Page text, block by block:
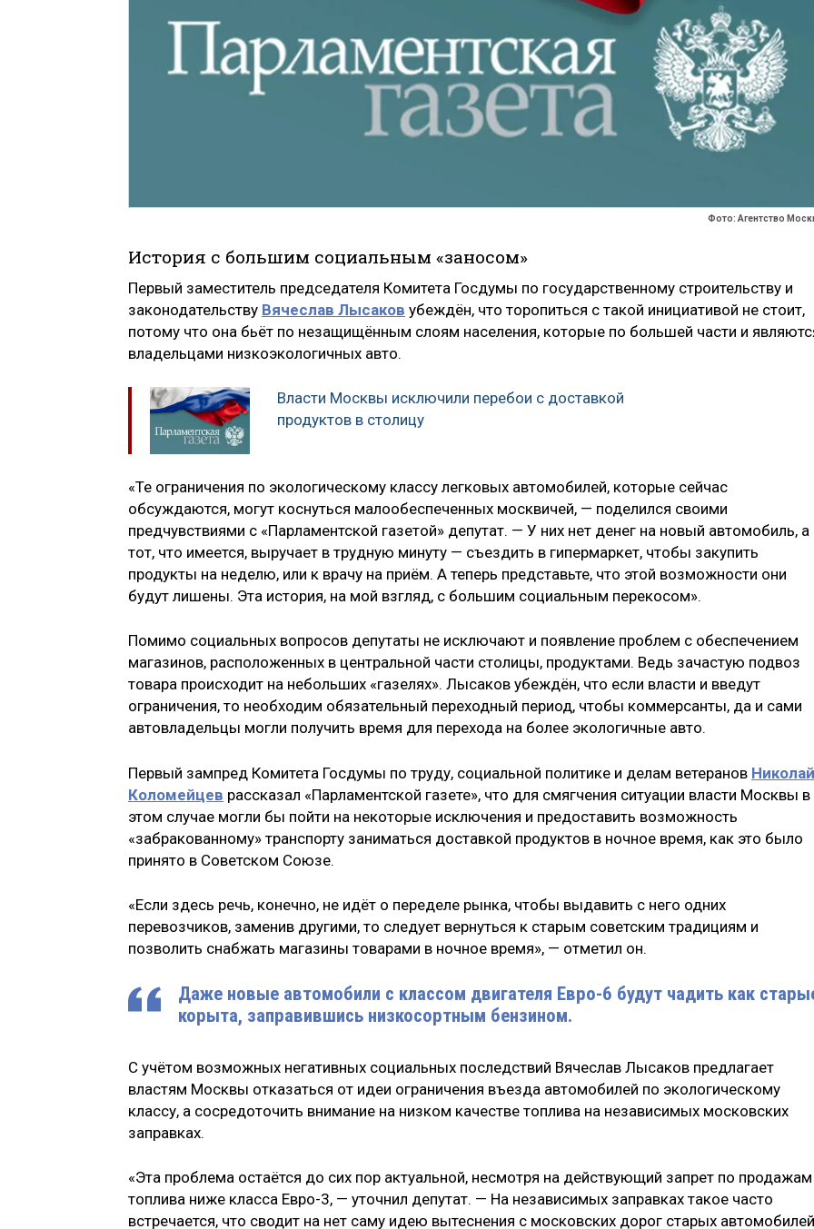
Фото: Агентство
История с большим социальным «заносом»
Первый заместитель председателя Комитета Госдумы по государственному строительству и
законодательству Вячеслав Лысаков убеждён, что торопиться с такой инициативой не стоит,
потому что она бьёт по незащищённым слоям населения, которые по большей части и
владельцами низкоэкологичных авто.
Власти Москвы исключили перебои с доставкой
продуктов в столицу
«Те ограничения по экологическому классу легковых автомобилей, которые сейчас
обсуждаются, могут коснуться малообеспеченных москвичей, — поделился своими
предчувствиями с «Парламентской газетой» депутат. — У них нет денег на новый автомобиль, а
тот, что имеется, выручает в трудную минуту — съездить в гипермаркет, чтобы закупить
продукты на неделю, или к врачу на приём. А теперь представьте, что этой возможности они
будут лишены. Эта история, на мой взгляд, с большим социальным перекосом».
Помимо социальных вопросов депутаты не исключают и появление проблем с обеспечением
магазинов, расположенных в центральной части столицы, продуктами. Ведь зачастую подвоз
товара происходит на небольших «газелях». Лысаков убеждён, что если власти и введут
ограничения, то необходим обязательный переходный период, чтобы коммерсанты, да и сами
автовладельцы могли получить время для перехода на более экологичные авто.
Первый зампред Комитета Госдумы по труду, социальной политике и делам ветеранов Николай
Коломейцев рассказал «Парламентской газете», что для смягчения ситуации власти Москвы в
этом случае могли бы пойти на некоторые исключения и предоставить возможность
«забракованному» транспорту заниматься доставкой продуктов в ночное время, как это было
принято в Советском Союзе.
«Если здесь речь, конечно, не идёт о переделе рынка, чтобы выдавить с него одних
перевозчиков, заменив другими, то следует вернуться к старым советским традициям и
позволить снабжать магазины товарами в ночное время», — отметил он.
Даже новые автомобили с классом двигателя Евро-6 будут чадить как
корыта, заправившись низкосортным бензином.
С учётом возможных негативных социальных последствий Вячеслав Лысаков предлагает
властям Москвы отказаться от идеи ограничения въезда автомобилей по экологическому
классу, а сосредоточить внимание на низком качестве топлива на независимых московских
заправках.
«Эта проблема остаётся до сих пор актуальной, несмотря на действующий запрет по продажам
топлива ниже класса Евро-3, — уточнил депутат. — На независимых заправках такое часто
встречается, что сводит на нет саму идею вытеснения с московских дорог старых